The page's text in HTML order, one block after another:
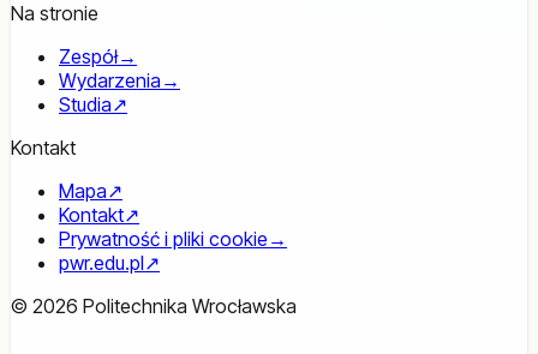
Na stronie
Zespół→
Wydarzenia →
Studia↗
Kontakt
Mapa↗
Kontakt↗
Prywatność i pliki cookie →
pwr.edu.pl↗
© 2026 Politechnika Wrocławska